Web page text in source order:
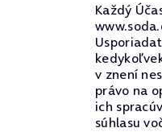
Každý
v znení
právo na
ich
súhlasu